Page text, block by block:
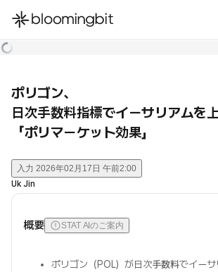
한국어
ポリゴン、
日次手数料指標でイーサリアムを
「ポリマーケット効果」
入力 2026年02月17日 午前2:00
Uk Jin
概要 STAT AIのご案内
ポリゴン（POL）が日次手数料でイーサ